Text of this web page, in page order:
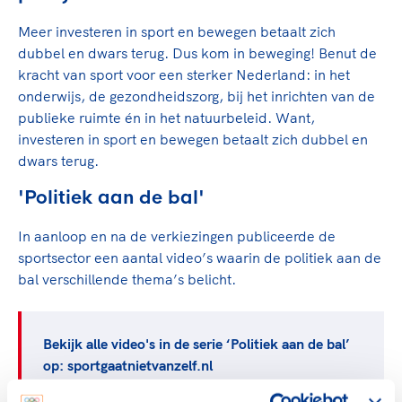
Meer investeren in sport en bewegen betaalt zich
dubbel en dwars terug. Dus kom in beweging! Benut de
kracht van sport voor een sterker Nederland: in het
onderwijs, de gezondheidszorg, bij het inrichten van de
publieke ruimte én in het natuurbeleid. Want,
investeren in sport en bewegen betaalt zich dubbel en
dwars terug.
'Politiek aan de bal'
In aanloop en na de verkiezingen publiceerde de
sportsector een aantal video’s waarin de politiek aan de
bal verschillende thema’s belicht.
Bekijk alle video's in de serie ‘Politiek aan de bal’
op: sportgaatnietvanzelf.nl